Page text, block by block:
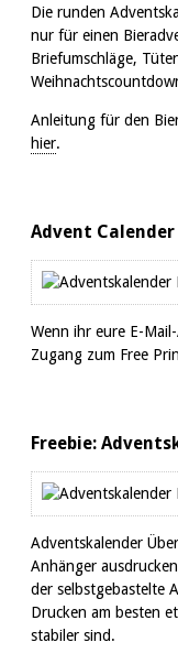
Die runden
nur für einen
Briefumschläge,
Anleitung für den
hier.
Advent Calender
Wenn ihr eure E-
Zugang zum Free
Freebie:
Adventskalender
Anhänger
der selbstgebastelte
Drucken am besten
stabiler sind.